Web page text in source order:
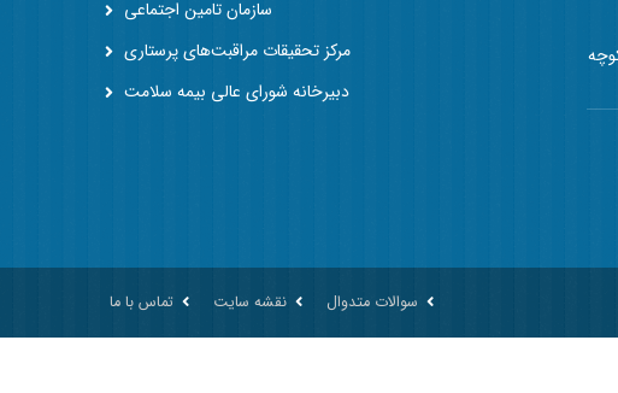
سازمان تامین اجتماعی
مرکز تحقیقات مراقبت‌های پرستاری
دبیرخانه شورای عالی بیمه سلامت
سوالات متدوال نقشه سایت تماس با ما